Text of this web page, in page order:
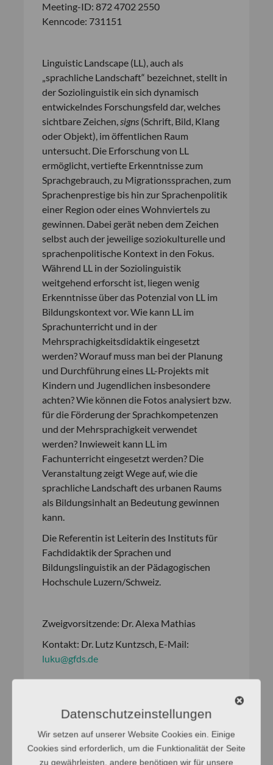
Meeting-ID: 872 4702 2550
Kenncode: 731151
Linguistic Landscape (LL), auch als
„sprachliche Landschaft“ bezeichnet, stellt in
der Soziolinguistik ein sich dynamisch
entwickelndes Forschungsfeld dar, welches
sichtbare Zeichen,signs (Schrift, Bild, Klang
oder Objekt), im öffentlichen Raum
untersucht. Die Erforschung von LL
ermöglicht, vertiefte Erkenntnisse zum
Sprachgebrauch, zu Migrationssprachen, zum
Sprachenprestige bis hin zur Sprachenpolitik
einer Region oder eines Wohnviertels zu
gewinnen. Dabei gerät neben dem Zeichen
selbst auch der jeweilige soziokulturelle und
sprachenpolitische Kontext in den Fokus.
Während LL in der Soziolinguistik
weitgehend erforscht ist, liegen wenig
Erkenntnisse über das Potenzial von LL im
Bildungskontext vor. Wie kann LL im
Sprachunterricht und in der
Mehrsprachigkeitsdidaktik eingesetzt
werden? Worauf muss man bei der Planung
und Durchführung eines LL-Projekts mit
Kindern und Jugendlichen insbesondere
achten? Wie können die Fotos analysiert bzw.
für die Förderung der Sprachkompetenzen
und der Mehrsprachigkeit verwendet
werden? Inwieweit kann LL im
Fachunterricht eingesetzt werden? Die
Veranstaltung zeigt Wege auf, wie die
sprachliche Landschaft des urbanen Raums
als Bildungsinhalt an Bedeutung gewinnen
kann.
Die Referentin ist Leiterin des Instituts für
Fachdidaktik der Sprachen und
Bildungslinguistik an der Pädagogischen
Hochschule Luzern/Schweiz.
Zweigvorsitzende: Dr. Alexa Mathias
Kontakt: Dr. Lutz Kuntzsch, E-Mail:
luku@gfds.de
Datenschutzeinstellungen
Wir setzen auf unserer Website Cookies ein. Einige
Cookies sind erforderlich, um die Funktionalität der Seite
zu gewährleisten, andere benötigen wir für unsere